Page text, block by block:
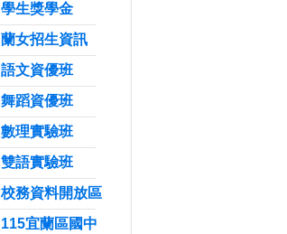
學生獎學金
蘭女招生資訊
語文資優班
舞蹈資優班
數理實驗班
雙語實驗班
校務資料開放區
115宜蘭區國中